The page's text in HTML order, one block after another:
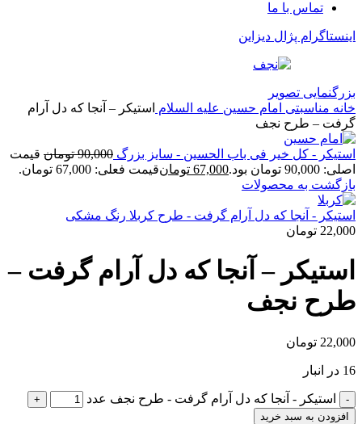
تماس با ما
اینستاگرام پژال دیزاین
بزرگنمایی تصویر
خانه مناسبتی امام حسین علیه السلام استیکر – آنجا که دل آرام
گرفت – طرح نجف
استیکر - کل خیر فی باب الحسین - سایز بزرگ 90,000 تومان قیمت
اصلی: 90,000 تومان بود.
67,000 تومانقیمت فعلی: 67,000 تومان.
بازگشت به محصولات
استیکر - آنجا که دل آرام گرفت - طرح کربلا رنگ مشکی
22,000 تومان
استیکر – آنجا که دل آرام گرفت –
طرح نجف
22,000 تومان
16 در انبار
استیکر - آنجا که دل آرام گرفت - طرح نجف عدد
افزودن به سبد خرید